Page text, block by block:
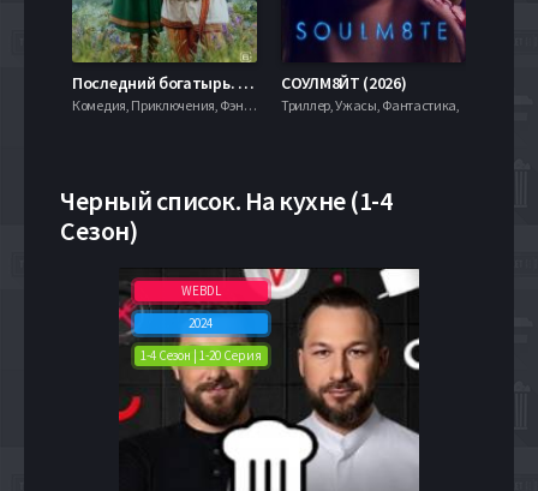
Последний богатырь. Колобок (2026)
Комедия, Приключения, Фэнтези,
СОУЛМ8ЙТ (2026)
Триллер, Ужасы, Фантастика,
Черный список. На кухне (1-4
Сезон)
WEBDL
2024
1-4 Сезон | 1-20 Серия